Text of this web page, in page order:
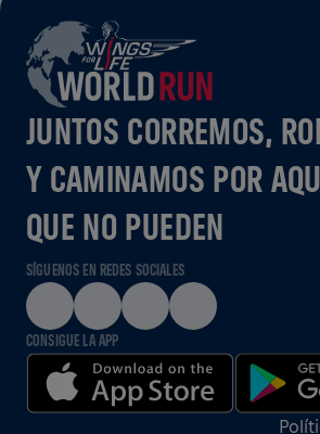
JUNTOS CORREMOS,
Y CAMINAMOS POR
QUE NO PUEDEN
SÍGUENOS EN REDES SOCIALES
CONSIGUE LA APP